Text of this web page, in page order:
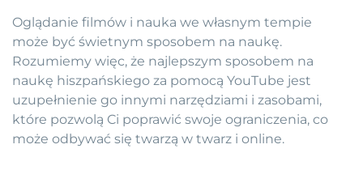
Oglądanie filmów i nauka we własnym tempie
może być świetnym sposobem na naukę.
Rozumiemy więc, że najlepszym sposobem na
naukę hiszpańskiego za pomocą YouTube jest
uzupełnienie go innymi narzędziami i zasobami,
które pozwolą Ci poprawić swoje ograniczenia, co
może odbywać się twarzą w twarz i online.